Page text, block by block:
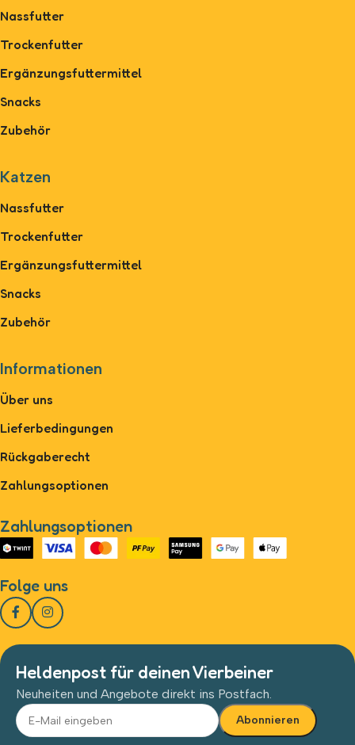
Nassfutter
Trockenfutter
Ergänzungsfuttermittel
Snacks
Zubehör
Katzen
Nassfutter
Trockenfutter
Ergänzungsfuttermittel
Snacks
Zubehör
Informationen
Über uns
Lieferbedingungen
Rückgaberecht
Zahlungsoptionen
Zahlungsoptionen
Folge uns
Heldenpost für deinen Vierbeiner
Neuheiten und Angebote direkt ins Postfach.